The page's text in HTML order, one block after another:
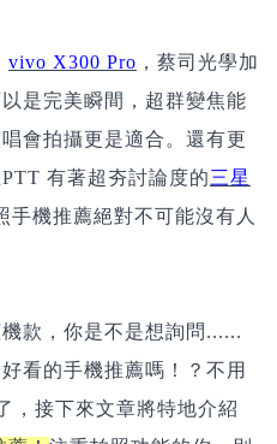
vivo X300 Pro ，蔡司光學加
是完美瞬間，超群變焦能
會拍攝更是適合。還有更
有著超夯討論度的三星
手機推薦絕對不可能沒有人
機款，你是不是想詢問......
看的手機推薦嗎！？不用
，接下來文章將特地介紹